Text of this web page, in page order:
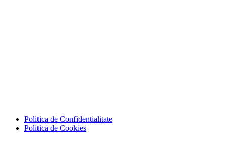
Politica de Confidentialitate
Politica de Cookies